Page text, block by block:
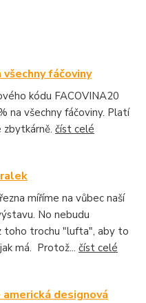
fáčoviny
kódu FACOVINA20
na všechny fáčoviny. Platí
zbytkárně. číst celé
míříme na vůbec naší
No nebudu
toho trochu "lufta", aby to
má. Protož... číst celé
designová